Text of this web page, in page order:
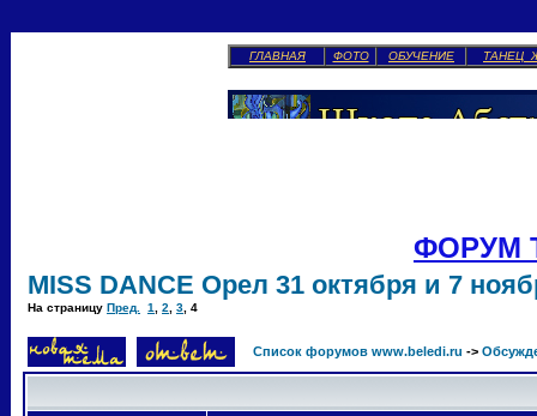
ГЛАВНАЯ ФОТО ОБУЧЕНИЕ ТАНЕЦ
ФОРУМ
MISS DANCE Орел 31 октября и 7
На страницу Пред. 1 2 3 4
Список форумов www.beledi.ru ->